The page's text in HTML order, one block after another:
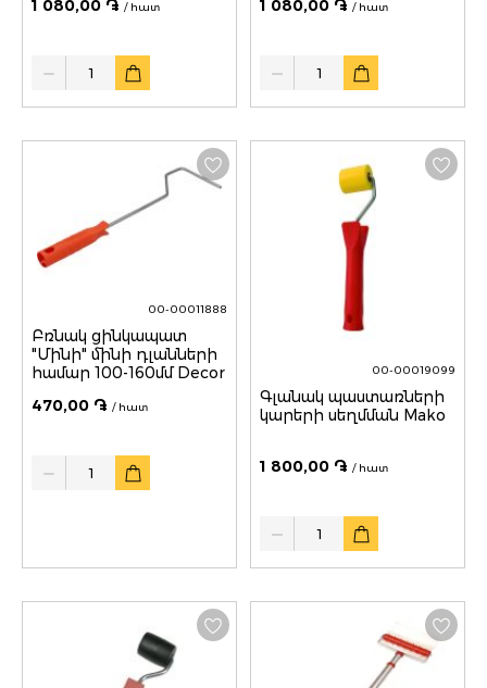
1 080,00 ֏ / հատ
Quantity
1 080,00 ֏ / հատ
Quantity
00-00011888
Բռնակ ցինկապատ
"Մինի" մինի դլանների
համար 100-160մմ Decor
470,00 ֏ / հատ
Quantity
00-00019099
Գլանակ պաստառների
կարերի սեղմման Mako
1 800,00 ֏ / հատ
Quantity